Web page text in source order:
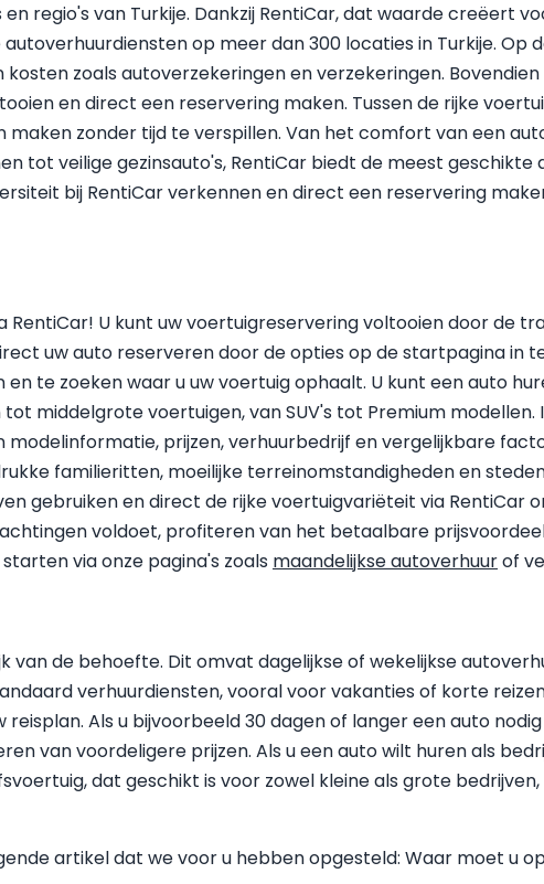
regio's van Turkije. Dankzij RentiCar, dat waarde creëert
op meer dan 300 locaties in Turkije. Op
zoals autoverzekeringen en verzekeringen.
en direct een reservering maken. Tussen de rijke
maken zonder tijd te verspillen. Van het comfort van een
tot veilige gezinsauto's, RentiCar biedt de meest
bij RentiCar verkennen en direct een reservering
RentiCar! U kunt uw voertuigreservering voltooien door de
uw auto reserveren door de opties op de startpagina in
te zoeken waar u uw voertuig ophaalt. U kunt een auto
middelgrote voertuigen, van SUV's tot Premium
prijzen, verhuurbedrijf en vergelijkbare
familieritten, moeilijke terreinomstandigheden en
gebruiken en direct de rijke voertuigvariëteit via RentiCar
voldoet, profiteren van het betaalbare
via onze pagina's zoals maandelijkse autoverhuurof
de behoefte. Dit omvat dagelijkse of wekelijkse
verhuurdiensten, vooral voor vakanties of korte
Als u bijvoorbeeld 30 dagen of langer een auto
van voordeligere prijzen. Als u een auto wilt huren als
dat geschikt is voor zowel kleine als grote
artikel dat we voor u hebben opgesteld: Waar moet u